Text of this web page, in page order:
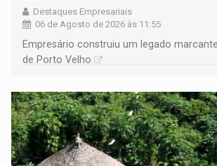
Destaques Empresariais
06 de Agosto de 2026 às 11:55
Empresário construiu um legado
de Porto Velho